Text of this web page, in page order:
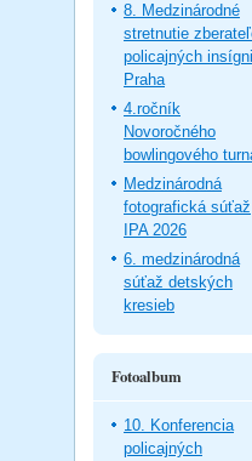
8. Medzinárodné
stretnutie
policajných
Praha
4.ročník
Novoročného
bowlingového
Medzinárodná
fotografická súťaž
IPA 2026
6. medzinárodná
súťaž detských
kresieb
Fotoalbum
10. Konferencia
policajných